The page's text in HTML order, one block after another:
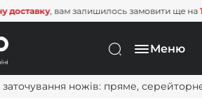
, вам залишилось замовити ще на1 500 грн
Меню
ножів: пряме,